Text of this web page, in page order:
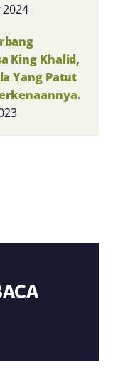
King Khalid,
Yang Patut